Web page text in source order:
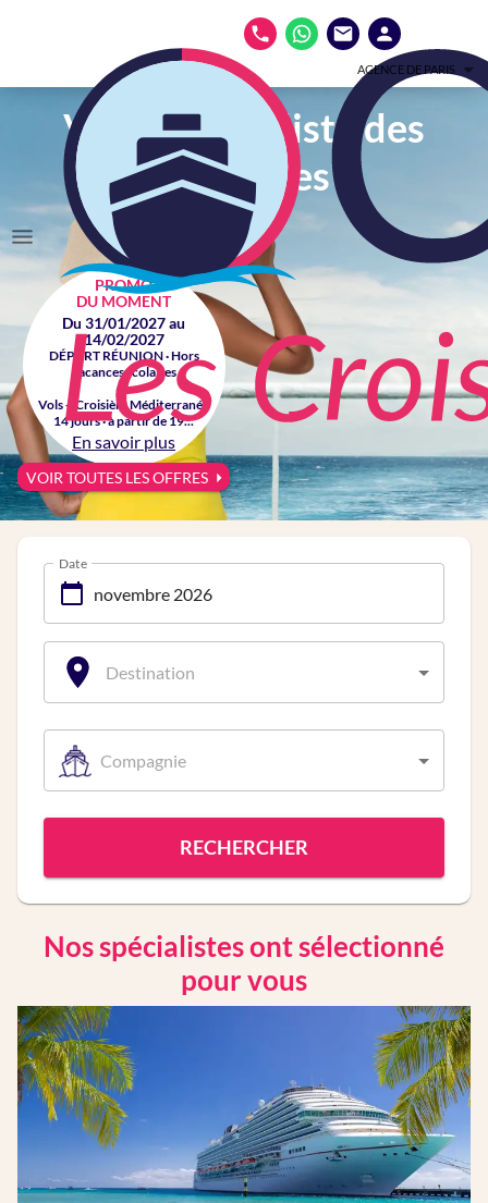
AGENCE DE PARIS
Votre spécialiste des
croisières
PROMO
DU MOMENT
Du 31/01/2027 au
14/02/2027
DÉPART RÉUNION · Hors
vacances scolaires
Vols + Croisière Méditerranée
14 jours · à partir de 19...
En savoir plus
VOIR TOUTES LES OFFRES
Date
Destination
Compagnie
RECHERCHER
Nos spécialistes ont sélectionné
pour vous